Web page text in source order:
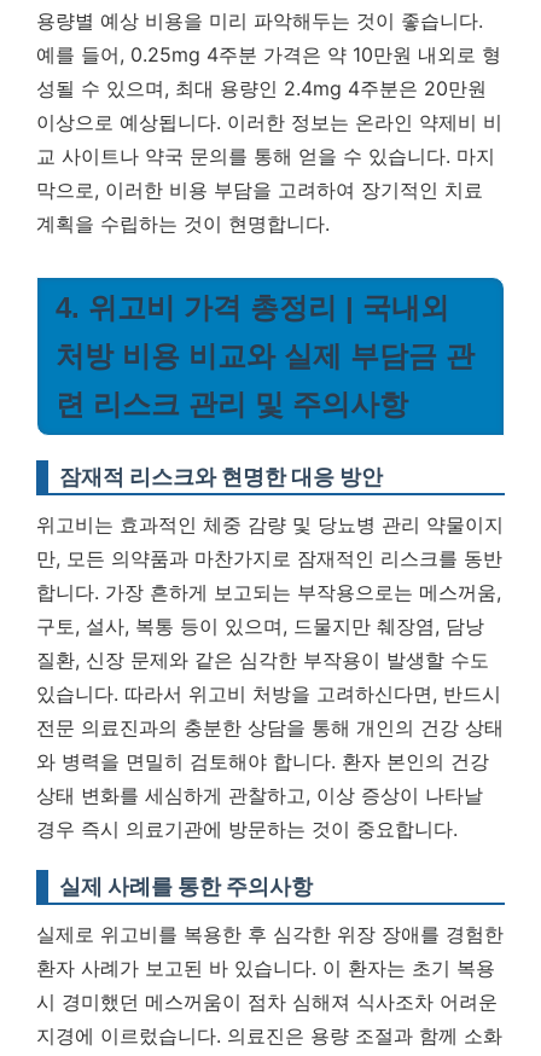
용량별 예상 비용을 미리 파악해두는 것이 좋습니다.
예를 들어, 0.25mg 4주분 가격은 약 10만원 내외로 형
성될 수 있으며, 최대 용량인 2.4mg 4주분은 20만원
이상으로 예상됩니다. 이러한 정보는 온라인 약제비 비
교 사이트나 약국 문의를 통해 얻을 수 있습니다. 마지
막으로, 이러한 비용 부담을 고려하여 장기적인 치료
계획을 수립하는 것이 현명합니다.
4. 위고비 가격 총정리 | 국내외
처방 비용 비교와 실제 부담금 관
련 리스크 관리 및 주의사항
잠재적 리스크와 현명한 대응 방안
위고비는 효과적인 체중 감량 및 당뇨병 관리 약물이지
만, 모든 의약품과 마찬가지로 잠재적인 리스크를 동반
합니다. 가장 흔하게 보고되는 부작용으로는 메스꺼움,
구토, 설사, 복통 등이 있으며, 드물지만 췌장염, 담낭
질환, 신장 문제와 같은 심각한 부작용이 발생할 수도
있습니다. 따라서 위고비 처방을 고려하신다면, 반드시
전문 의료진과의 충분한 상담을 통해 개인의 건강 상태
와 병력을 면밀히 검토해야 합니다. 환자 본인의 건강
상태 변화를 세심하게 관찰하고, 이상 증상이 나타날
경우 즉시 의료기관에 방문하는 것이 중요합니다.
실제 사례를 통한 주의사항
실제로 위고비를 복용한 후 심각한 위장 장애를 경험한
환자 사례가 보고된 바 있습니다. 이 환자는 초기 복용
시 경미했던 메스꺼움이 점차 심해져 식사조차 어려운
지경에 이르렀습니다. 의료진은 용량 조절과 함께 소화